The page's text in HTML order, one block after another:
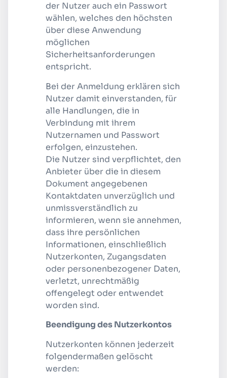
der Nutzer auch ein Passwort
wählen, welches den höchsten
über diese Anwendung
möglichen
Sicherheitsanforderungen
entspricht.
Bei der Anmeldung erklären sich
Nutzer damit einverstanden, für
alle Handlungen, die in
Verbindung mit ihrem
Nutzernamen und Passwort
erfolgen, einzustehen.
Die Nutzer sind verpflichtet, den
Anbieter über die in diesem
Dokument angegebenen
Kontaktdaten unverzüglich und
unmissverständlich zu
informieren, wenn sie annehmen,
dass ihre persönlichen
Informationen, einschließlich
Nutzerkonten, Zugangsdaten
oder personenbezogener Daten,
verletzt, unrechtmäßig
offengelegt oder entwendet
worden sind.
Beendigung des Nutzerkontos
Nutzerkonten können jederzeit
folgendermaßen gelöscht
werden: